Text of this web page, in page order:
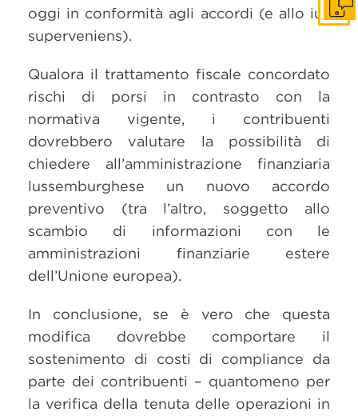
oggi in conformità agli accordi (e allo ius
superveniens).
Qualora il trattamento fiscale concordato
rischi di porsi in contrasto con la
normativa vigente, i contribuenti
dovrebbero valutare la possibilità di
chiedere all’amministrazione finanziaria
lussemburghese un nuovo accordo
preventivo (tra l’altro, soggetto allo
scambio di informazioni con le
amministrazioni finanziarie estere
dell’Unione europea).
In conclusione, se è vero che questa
modifica dovrebbe comportare il
sostenimento di costi di compliance da
parte dei contribuenti – quantomeno per
la verifica della tenuta delle operazioni in
Get